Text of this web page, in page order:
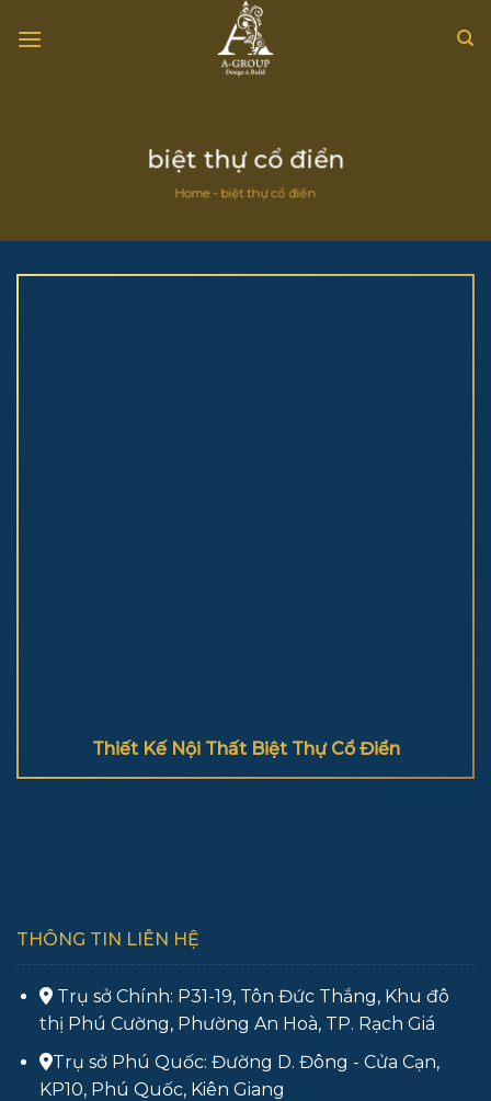
đến
biệt thự cổ điển
Home- biệt thự cổ điển
Thiết Kế Nội Thất Biệt Thự Cổ Điển
THÔNG TIN LIÊN HỆ
Trụ sở Chính: P31-19, Tôn Đức Thắng, Khu đô
thị Phú Cường, Phường An Hoà, TP. Rạch Giá
Trụ sở Phú Quốc: Đường D. Đông - Cửa Cạn,
KP10, Phú Quốc, Kiên Giang